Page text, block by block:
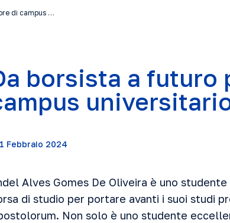
di campus …
borsista a futuro
1 Febbraio 2024
Alves Gomes De Oliveira è uno
di studio per portare avanti i suoi studi
Non solo è uno studente